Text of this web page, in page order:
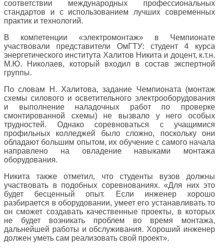
соответствии международных профессиональных
стандартов и с использованием лучших современных
практик и технологий.
В компетенции «электромонтаж» в Чемпионате
участвовали представители ОмГТУ: студент 4 курса
энергетического института Халитов Никита и доцент, к.т.н.
М.Ю. Николаев, который входил в состав экспертной
группы.
По словам Н. Халитова, задание Чемпионата (монтаж
схемы силового и осветительного электрооборудования
и выполнение наладочных работ по проверке
смонтированной схемы) не вызвало у него особых
трудностей. Однако соревноваться с учащимися
профильных колледжей было сложно, поскольку они
обладают большим опытом, их обучение с самого начала
направлено на овладение навыками монтажа
оборудования.
Никита также отметил, что студенты вузов должны
участвовать в подобных соревнованиях. «Для них это
будет бесценный опыт. Если инженер хорошо
разбирается в оборудовании, умеет его устанавливать то
он сможет создавать качественные проекты, в которых
не будет возникать проблем во время монтажа,
дальнейшей работы и обслуживания. Хороший инженер
должен уметь сам реализовать свой проект».